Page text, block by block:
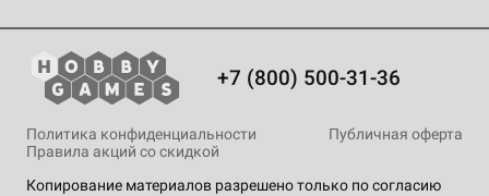
+7 (800) 500-31-36
Копирование материалов разрешено только по согласию
Политика конфиденциальности
Публичная оферта
Правила акций со скидкой